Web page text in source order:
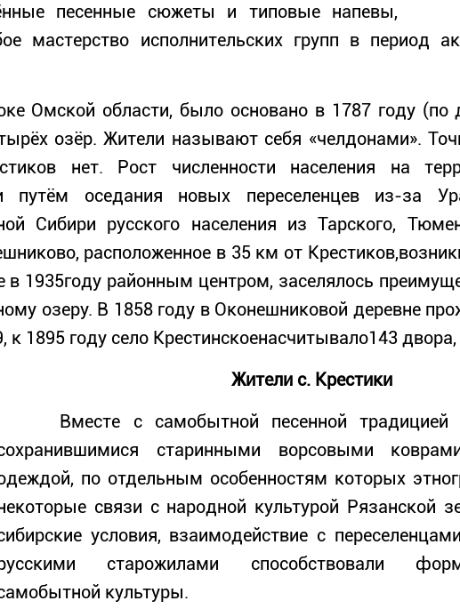
песенные сюжеты и типовые напевы,
мастерство исполнительских групп в период
Омской области, было основано в 1787 году
озёр. Жители называют себя «челдонами».
нет. Рост численности населения на
путём оседания новых переселенцев из-за
Сибири русского населения из Тарского,
расположенное в 35 км от
в 1935году районным центром, заселялось
озеру. В 1858 году в Оконешниковой деревне
1895 году село Крестинскоенасчитывало143
Жители с. Крестики
Вместе с самобытной песенной традицией
старинными ворсовыми
по отдельным особенностям которых
связи с народной культурой Рязанской
условия, взаимодействие с
старожилами способствовали
культуры.